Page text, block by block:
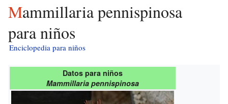
Mammillaria pennispinosa
para niños
Enciclopedia para niños
Datos para niños
Mammillaria pennispinosa